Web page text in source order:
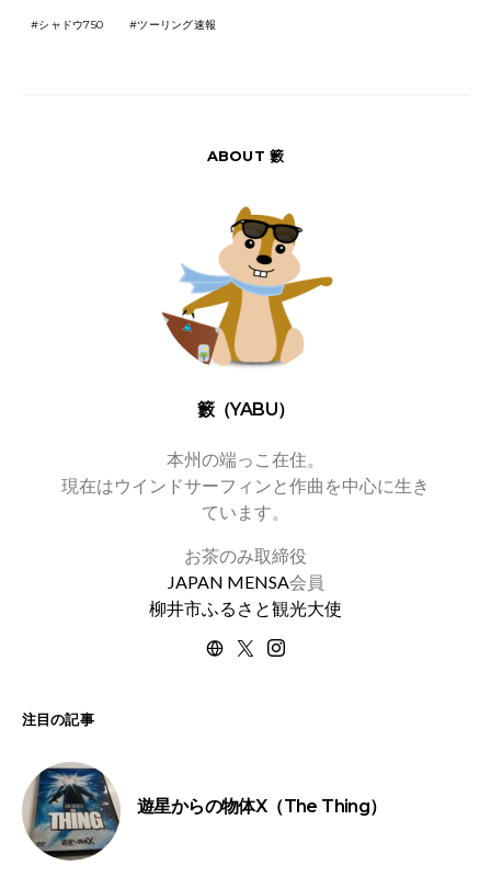
シャドウ750 ツーリング速報
ABOUT 籔
籔（YABU）
本州の端っこ在住。
現在はウインドサーフィンと作曲を中心に生き
ています。
お茶のみ取締役
JAPAN MENSA会員
柳井市ふるさと観光大使
注目の記事
遊星からの物体X（The Thing）